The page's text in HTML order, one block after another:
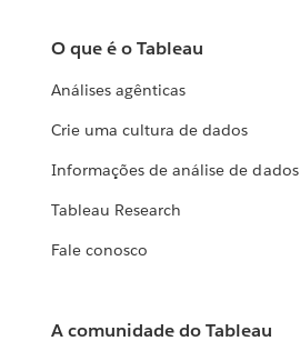
O que é o Tableau
Análises agênticas
Crie uma cultura de dados
Informações de análise de dados
Tableau Research
Fale conosco
A comunidade do Tableau